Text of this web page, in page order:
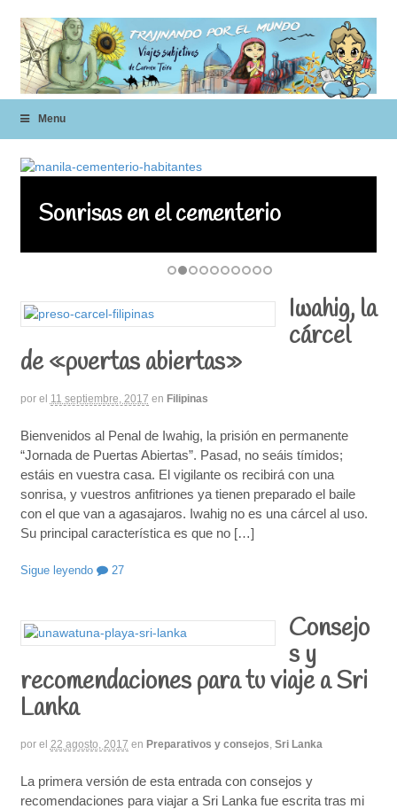
Menu
Sonrisas en el cementerio
Iwahig, la
cárcel
de «puertas abiertas»
por el 11 septiembre, 2017 en Filipinas
Bienvenidos al Penal de Iwahig, la prisión en permanente
“Jornada de Puertas Abiertas”. Pasad, no seáis tímidos;
estáis en vuestra casa. El vigilante os recibirá con una
sonrisa, y vuestros anfitriones ya tienen preparado el baile
con el que van a agasajaros. Iwahig no es una cárcel al uso.
Su principal característica es que no […]
Sigue leyendo 27
Consejo
s y
recomendaciones para tu viaje a Sri
Lanka
por el 22 agosto, 2017 en Preparativos y consejos, Sri Lanka
La primera versión de esta entrada con consejos y
recomendaciones para viajar a Sri Lanka fue escrita tras mi